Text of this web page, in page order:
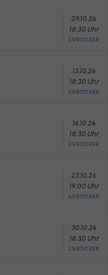
09.10.26
18:30 Uhr
LIVETICKER
13.10.26
18:30 Uhr
LIVETICKER
16.10.26
18:30 Uhr
LIVETICKER
23.10.26
19:00 Uhr
LIVETICKER
30.10.26
18:30 Uhr
LIVETICKER